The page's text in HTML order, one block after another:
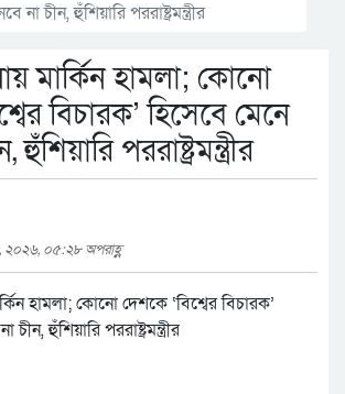
না চীন, হুঁশিয়ারি পররাষ্ট্রমন্ত্রীর
মার্কিন হামলা; কোনো
বিচারক’ হিসেবে মেনে
পররাষ্ট্রমন্ত্রীর
২০২৬, ০৫:২৮ অপরাহ্ণ